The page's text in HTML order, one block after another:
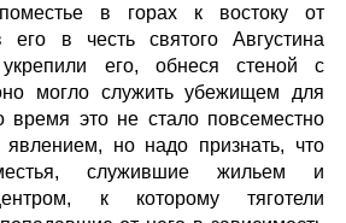
в горах к востоку от
его в честь святого Августина
его, обнеся стеной с
могло служить убежищем для
время это не стало повсеместно
явлением, но надо признать, что
служившие жильем и
к которому тяготели